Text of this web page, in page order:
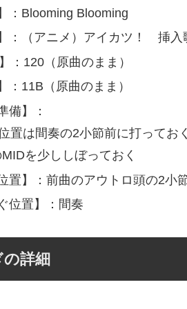
：Blooming Blooming
】：（アニメ）アイカツ！ 挿入
：120（原曲のまま）
：11B（原曲のまま）
備】：
置は間奏の2小節前に打っておく
MIDを少ししぼっておく
置】：前曲のアウトロ頭の2小
位置】：間奏
詳細